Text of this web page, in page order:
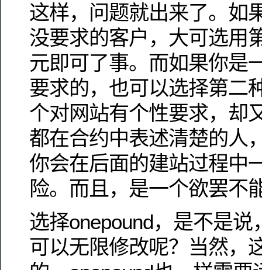
这样，问题就出来了。如
没要求的客户，大可选用
元即可了事。而如果你是
要求的，也可以选择第二
个对网站有个性要求，却
都在合约中表述清楚的人
你会在后面的建站过程中
险。而且，是一个欲罢不
选择onepound，是不是
可以无限修改呢？当然，